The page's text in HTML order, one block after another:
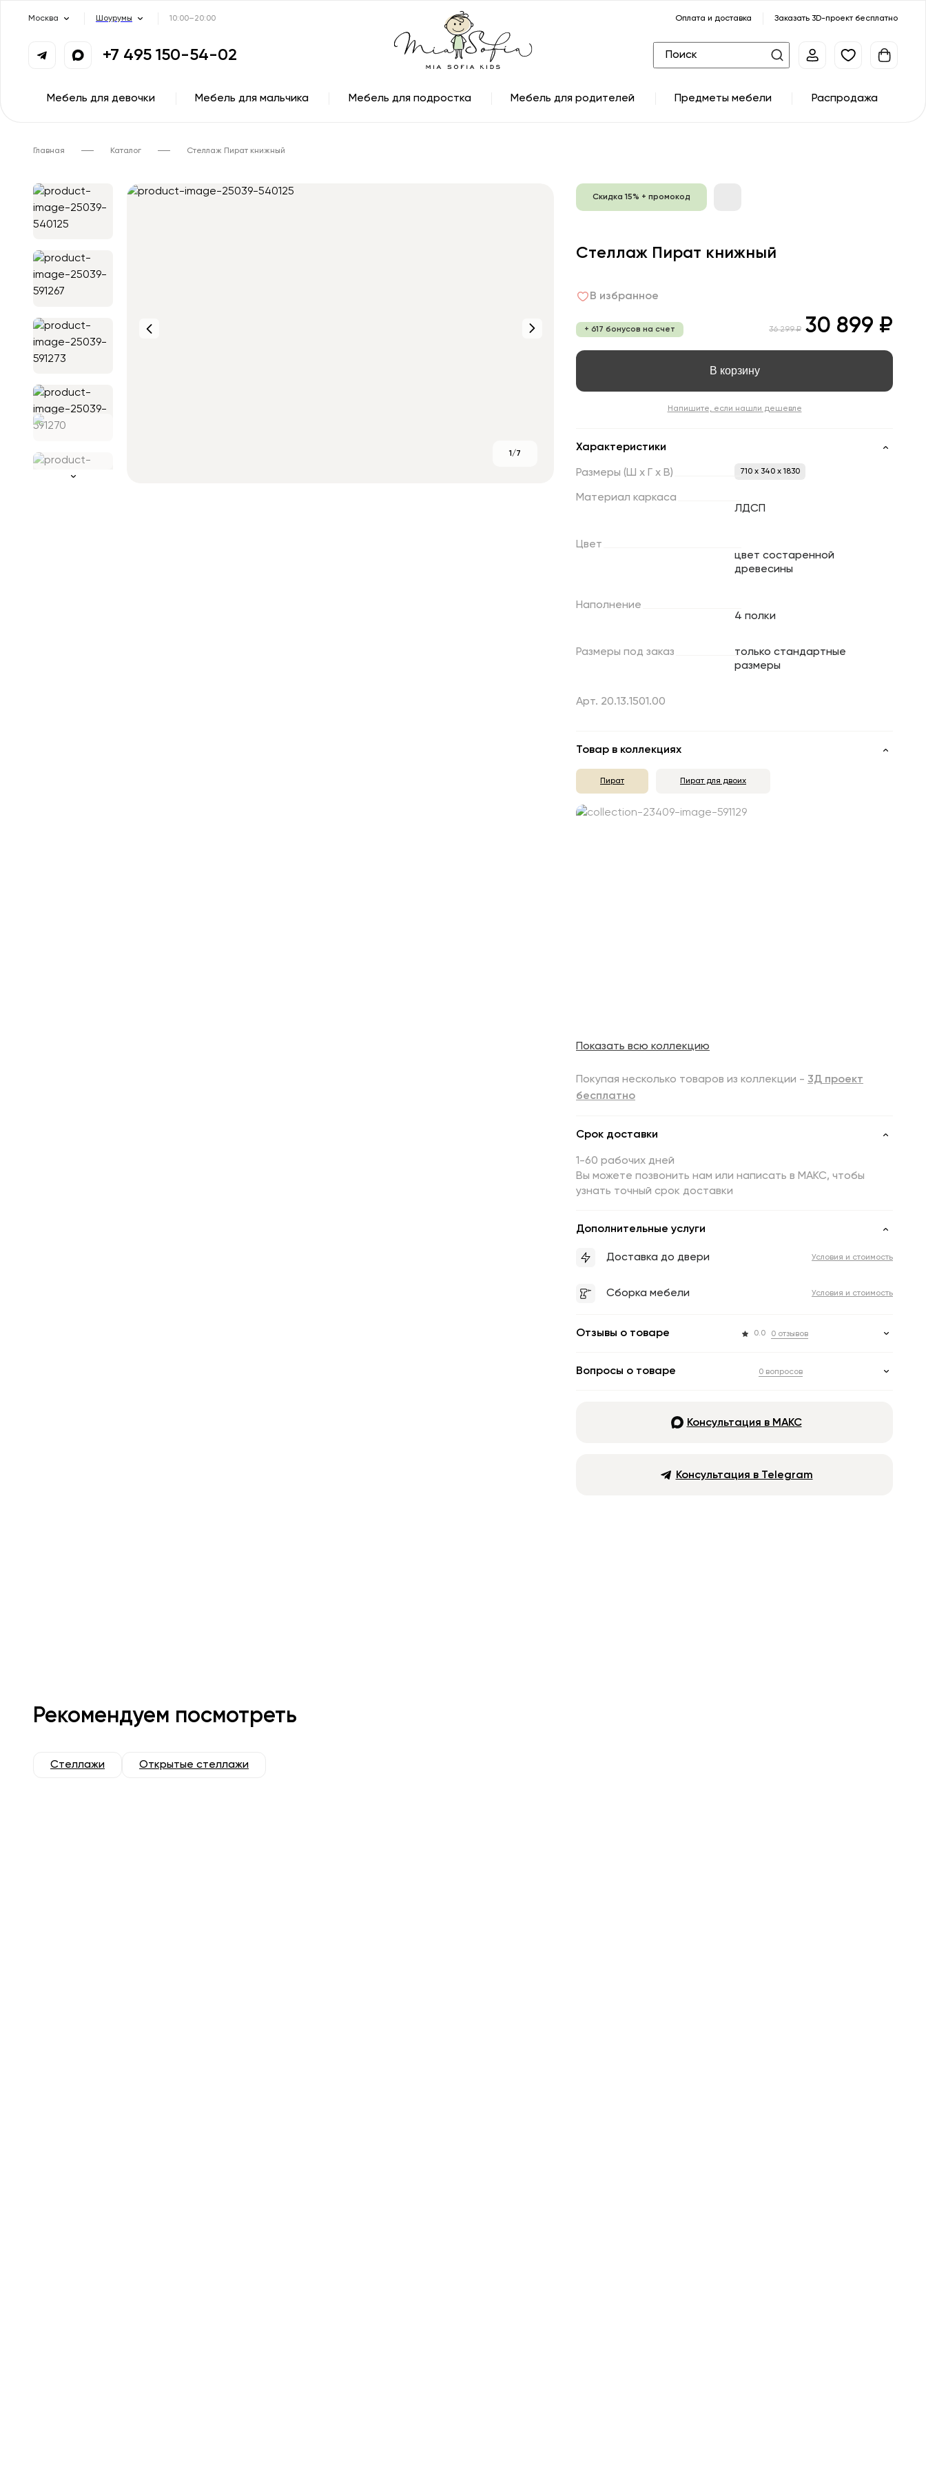
Москва Шоурумы 10:00–20:00 Оплата и доставка Заказать 3D-проект бесплатно
+7 495 150-54-02
Мебель для девочки Мебель для мальчика Мебель для подростка Мебель для родителей Предметы мебели Распродажа
Главная Каталог Стеллаж Пират книжный
Фото от
1/7
Скидка 15% + промокод
Стеллаж Пират книжный
В избранное
+ 617 бонусов на счет 36 299 ₽ 30 899 ₽
В корзину
Напишите, если нашли дешевле
Характеристики
Размеры (Ш х Г х В) 710 x 340 x 1830
Материал каркаса
ЛДСП
Цвет
цвет состаренной
древесины
Наполнение
4 полки
Размеры под заказ
только стандартные
размеры
Арт. 20.13.1501.00
Товар в коллекциях
Пират Пират для двоих
Показать всю коллекцию
Покупая несколько товаров из коллекции - 3Д проект
бесплатно
Срок доставки
1-60 рабочих дней
Вы можете позвонить нам или написать в МАКС, чтобы
узнать точный срок доставки
Дополнительные услуги
Доставка до двери Условия и стоимость
Сборка мебели Условия и стоимость
Отзывы о товаре 0.0 0 отзывов
Вопросы о товаре 0 вопросов
Консультация в МАКС
Консультация в Telegram
Рекомендуем посмотреть
Стеллажи Открытые стеллажи